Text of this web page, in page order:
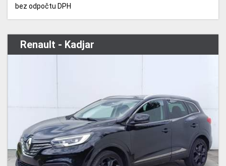
bez odpočtu DPH
Renault - Kadjar